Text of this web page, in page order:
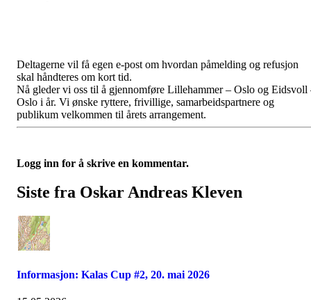
Deltagerne vil få egen e-post om hvordan påmelding og refusjon
skal håndteres om kort tid.
Nå gleder vi oss til å gjennomføre Lillehammer – Oslo og Eidsvoll
Oslo i år. Vi ønske ryttere, frivillige, samarbeidspartnere og
publikum velkommen til årets arrangement.
Logg inn for å skrive en kommentar.
Siste fra Oskar Andreas Kleven
Informasjon: Kalas Cup #2, 20. mai 2026